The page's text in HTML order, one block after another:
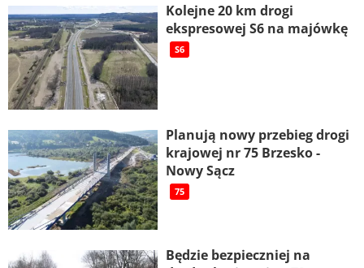
Kolejne 20 km drogi
ekspresowej S6 na majówkę
S6
Planują nowy przebieg drogi
krajowej nr 75 Brzesko -
Nowy Sącz
75
Będzie bezpieczniej na